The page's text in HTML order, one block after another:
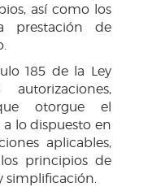
así como los
prestación de
185 de la Ley
otorgue el
lo dispuesto en
aplicables,
principios de
simplificación.